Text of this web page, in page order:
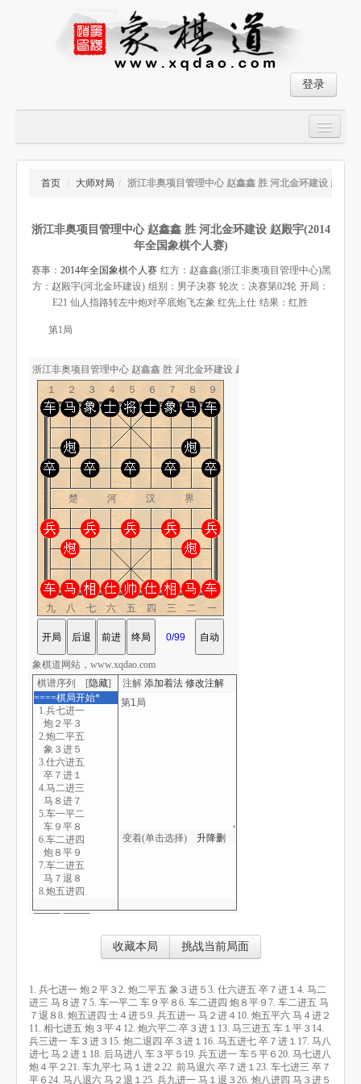
登录
大师对局
象棋棋谱
残局破解
象棋小游戏
首页 / 大师对局 / 浙江非奥项目管理中心 赵鑫鑫 胜 河北金环建设 赵殿宇
浙江非奥项目管理中心 赵鑫鑫 胜 河北金环建设 赵殿宇(2014
年全国象棋个人赛)
赛事： 2014年全国象棋个人赛 红方：赵鑫鑫(浙江非奥项目管理中心)黑
方：赵殿宇(河北金环建设) 组别：男子决赛 轮次：决赛第02轮 开局：
E21 仙人指路转左中炮对卒底炮飞左象 红先上仕 结果：红胜
第1局
浙江非奥项目管理中心 赵鑫鑫 胜 河北金环建设 赵殿宇-象棋道
１２３４５６７８９
楚 河 汉 界
九八七六五四三二一
棋谱序列 [隐藏]
====棋局开始*
1.兵七进一
炮２平３
2.炮二平五
象３进５
3.仕六进五
卒７进１
4.马二进三
马８进７
5.车一平二
车９平８
6.车二进四
炮８平９
7.车二进五
马７退８
8.炮五进四
9.兵五进一
12.炮六平二
卒３进１
13.马三进五
车１平３
14.兵三进一
车３进３
15.炮二退四
注解 添加着法 修改注解
变着(单击选择) 升降删
象棋道网站，www.xqdao.com
收藏本局 挑战当前局面
1. 兵七进一 炮２平３2. 炮二平五 象３进５3. 仕六进五 卒７进１4. 马二
进三 马８进７5. 车一平二 车９平８6. 车二进四 炮８平９7. 车二进五 马
７退８8. 炮五进四 士４进５9. 兵五进一 马２进４10. 炮五平六 马４进２
11. 相七进五 炮３平４12. 炮六平二 卒３进１13. 马三进五 车１平３14.
兵三进一 车３进３15. 炮二退四 卒３进１16. 马五进七 卒７进１17. 马八
进七 马２进１18. 后马进八 车３平５19. 兵五进一 车５平６20. 马七进八
炮４平２21. 车九平七 马１进２22. 前马退六 卒７进１23. 车七进三 卒７
平６24. 马八退六 马２退１25. 兵九进一 马１退３26. 炮八进四 马３进５